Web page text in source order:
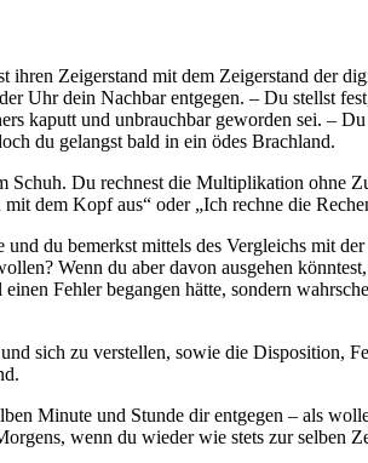
ihren Zeigerstand mit dem Zeigerstand der
Uhr dein Nachbar entgegen. – Du stellst
kaputt und unbrauchbar geworden sei. –
du gelangst bald in ein ödes Brachland.
Schuh. Du rechnest die Multiplikation ohne
dem Kopf aus“ oder „Ich rechne die
du bemerkst mittels des Vergleichs mit
Wenn du aber davon ausgehen
Fehler begangen hätte, sondern
sich zu verstellen, sowie die Disposition,
Minute und Stunde dir entgegen – als
wenn du wieder wie stets zur selben